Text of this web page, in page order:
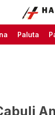
Paluta